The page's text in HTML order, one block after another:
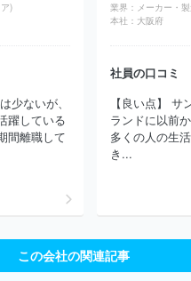
リースタイルエンターテイメント
)
少ないが、
躍している
間離職して
業界： メーカー・
本社： 大阪府
社員の口コミ
【良い点】
ランドに以前
多くの人の生
き...
この会社の関連記事